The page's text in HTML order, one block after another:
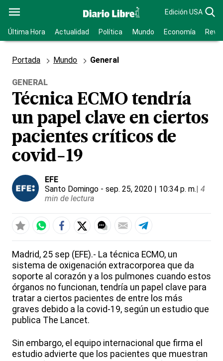
Edición USA
Última Hora Actualidad Política Mundo Economía
Portada Mundo General
GENERAL
Técnica ECMO tendría
un papel clave en ciertos
pacientes críticos de
covid-19
EFE
Santo Domingo - sep. 25, 2020 | 10:34 p. m.| 4
min de lectura
Madrid, 25 sep (EFE).- La técnica ECMO, un
sistema de oxigenación extracorporea que da
soporte al corazón y a los pulmones cuando estos
órganos no funcionan, tendría un papel clave para
tratar a ciertos pacientes de entre los más
graves debido a la covid-19, según un estudio que
publica The Lancet.
Sin embargo, el equipo internacional que firma el
estudio advierte que los pacientes que muestran